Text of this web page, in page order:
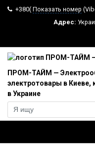
+380( Показать номер
Адрес:
ПРОМ-ТАЙМ —
электротовары в Киеве,
в Украине